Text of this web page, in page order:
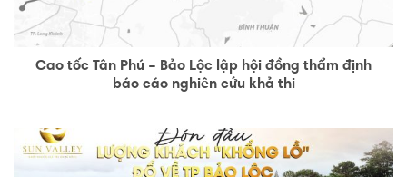
Cao tốc Tân Phú – Bảo Lộc lập hội đồng thẩm định
báo cáo nghiên cứu khả thi